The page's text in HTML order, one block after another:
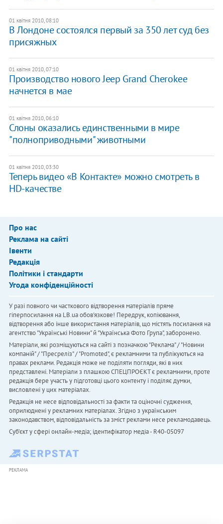
01 квітня 2010, 08:10
В Лондоне состоялся первый за 350 лет суд без
присяжных
01 квітня 2010, 07:10
Производство нового Jeep Grand Cherokee
начнется в мае
01 квітня 2010, 06:10
Слоны оказались единственными в мире
"полноприводными" животными
01 квітня 2010, 03:30
Теперь видео «В Контакте» можно смотреть в
HD-качестве
Про нас
Реклама на сайті
Івенти
Редакція
Політики і стандарти
Угода конфіденційності
У разі повного чи часткового відтворення матеріалів пряме
гіперпосилання на LB.ua обов'язкове! Передрук, копіювання,
відтворення або інше використання матеріалів, що містять посилання на
агентство "Українськi Новини" й "Українська Фото Група", заборонено.
Матеріали, які розміщуються на сайті з позначкою "Реклама" / "Новини
компаній" / "Пресреліз" / "Promoted", є рекламними та публікуються на
правах реклами. Редакція може не поділяти погляди, які в них
представлені. Матеріали з плашкою СПЕЦПРОЄКТ є рекламними, проте
редакція бере участь у підготовці цього контенту і поділяє думки,
висловлені у цих матеріалах.
Редакція не несе відповідальності за факти та оціночні судження,
оприлюднені у рекламних матеріалах. Згідно з українським
законодавством, відповідальність за зміст реклами несе рекламодавець.
Cуб'єкт у сфері онлайн-медіа; ідентифікатор медіа - R40-05097
РЕКЛАМА